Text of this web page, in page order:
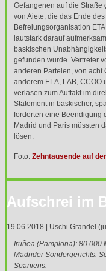
Gefangenen auf die Straße
von Aiete, die das Ende
Befreiungsorganisation ETA
lautstark darauf
baskischen
gefunden wurde. Vertreter
anderen Parteien, von acht
anderem ELA, LAB, CCOO
verlasen zum Auftakt im
Statement in baskischer,
forderten eine Beendigung
Madrid und Paris müssten
lösen.
Foto: Zehntausende auf
Aufschrei im
19.06.2018 | Uschi Grandel
Iruñea (Pamplona): 80.000
Madrider Sondergerichts.
Spaniens.